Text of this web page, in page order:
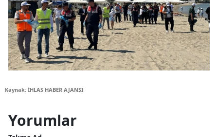
Kaynak: İHLAS HABER AJANSI
Yorumlar